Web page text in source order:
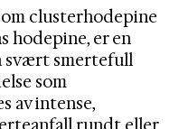
clusterhodepine
hodepine, er en
svært smertefull
som
av intense,